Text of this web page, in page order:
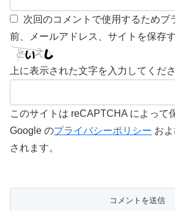
次回のコメントで使用するためブ
前、メールアドレス、サイトを保存す
上に表示された文字を入力してくださ
このサイトは reCAPTCHA によって
Google のプライバシーポリシー お
されます。